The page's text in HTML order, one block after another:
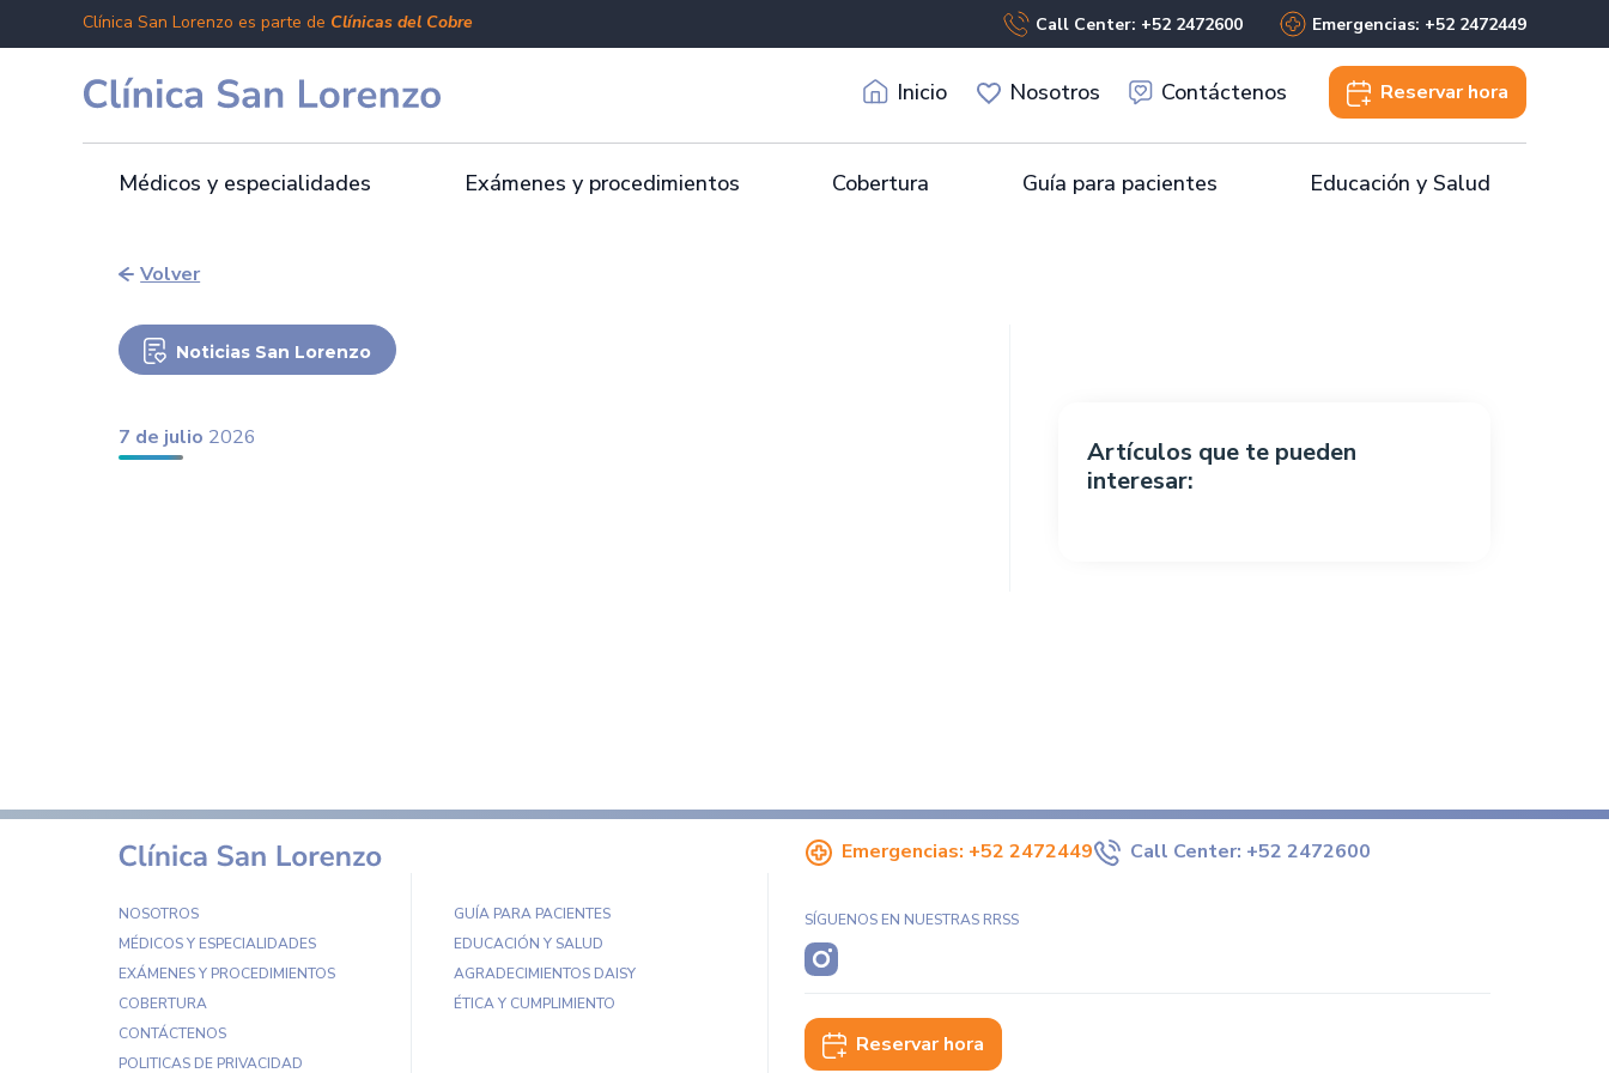
Clínica San Lorenzo es parte de Clínicas del Cobre Call Center: +52 2472600 Emergencias: +52 2472449
Inicio Nosotros Contáctenos Reservar hora
Médicos y especialidades Exámenes y procedimientos Cobertura Guía para pacientes Educación y Salud
Volver
Noticias San Lorenzo
7 de julio 2026
Artículos que te pueden
interesar:
NOSOTROS
MÉDICOS Y ESPECIALIDADES
EXÁMENES Y PROCEDIMIENTOS
COBERTURA
CONTÁCTENOS
POLITICAS DE PRIVACIDAD
GUÍA PARA PACIENTES
EDUCACIÓN Y SALUD
AGRADECIMIENTOS DAISY
ÉTICA Y CUMPLIMIENTO
Emergencias: +52 2472449 Call Center: +52 2472600
SÍGUENOS EN NUESTRAS RRSS
Reservar hora